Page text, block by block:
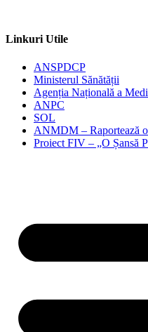
Linkuri Utile
ANSPDCP
Ministerul Sănătății
Agenția Națională a
ANPC
SOL
ANMDM – Raportează o
Proiect FIV – „O Șansă